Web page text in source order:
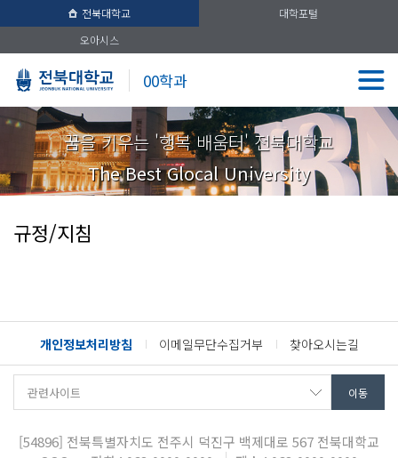
전북대학교
대학포털
오아시스
00학과
꿈을 키우는 '행복 배움터' 전북대학교
The Best Glocal University
규정/지침
개인정보처리방침 이메일무단수집거부 찾아오시는길
[54896] 전북특별자치도 전주시 덕진구 백제대로 567 전북대학교